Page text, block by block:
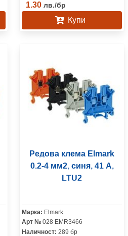
1.30 лв./бр
Купи
Редова клема Elmark
0.2-4 мм2, синя, 41 A,
LTU2
Марка: Elmark
Арт № 028 EMR3466
Наличност: 289 бр